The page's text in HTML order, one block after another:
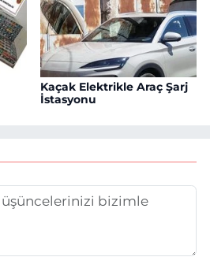
Kaçak Elektrikle Araç Şarj
İstasyonu